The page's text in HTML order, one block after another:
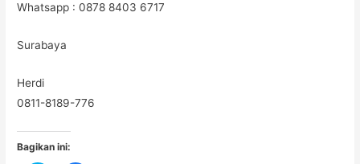
Whatsapp : 0878 8403 6717
Surabaya
Herdi
0811-8189-776
Bagikan ini: